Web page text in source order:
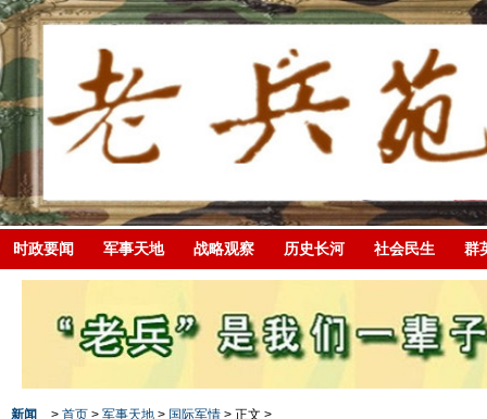
时政要闻 军事天地 战略观察 历史长河 社会民生 群
新闻 > 首页 > 军事天地 > 国际军情 > 正文 >